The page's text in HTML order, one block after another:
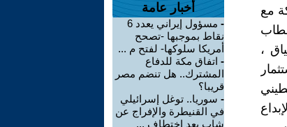
مع
،
أخبار عامة
-
مسؤول إيراني يعدد 6
نقاط بموجبها -تصحح
أمريكا سلوكها- لفتح م ...
- اتفاق مكة للدفاع
المشترك.. هل تنضم مصر
قريبا؟
- سوريا.. توغل إسرائيلي
في القنيطرة والإفراج عن
شاب بعد اختطاف ...